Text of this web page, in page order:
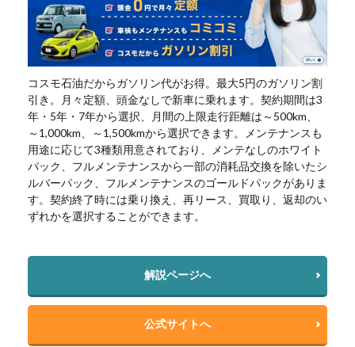
コスモ石油だからガソリン代がお得。最大5円のガソリン割
引き。月々定額、頭金なしで新車に乗れます。契約期間は3
年・5年・7年から選択、月間の上限走行距離は～500km、
～1,000km、～1,500kmから選択できます。メンテナンスも
用途に応じて3種類用意されており、メンテなしのホワイト
パック、フルメンテナンスから一部の消耗品交換を除いたシ
ルバーパック、フルメンテナンスのゴールドパックがありま
す。契約終了時には乗り換え、再リース、買取り、返却のい
ずれかを選択することができます。
解説ページへ
公式サイトへ